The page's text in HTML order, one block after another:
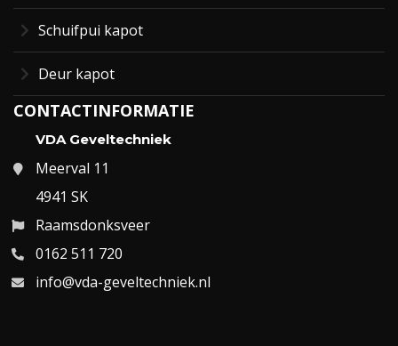
Schuifpui kapot
Deur kapot
CONTACTINFORMATIE
VDA Geveltechniek
Meerval 11
4941 SK
Raamsdonksveer
0162 511 720
info@vda-geveltechniek.nl